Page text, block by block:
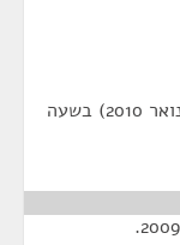
שהתקיימה ביום שני ג' בשבט תש"ע (18 בינואר 2010) בשעה